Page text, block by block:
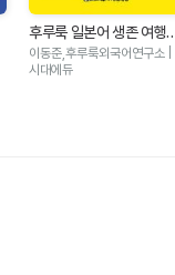
후루룩 일본어 생존 여행
어 + 말하기
이동준,후루룩외국어연구소 |
시대에듀